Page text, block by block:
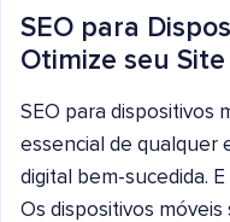
SEO para
Otimize seu
SEO para dispositivos
essencial de qualquer
digital bem-sucedida.
Os dispositivos